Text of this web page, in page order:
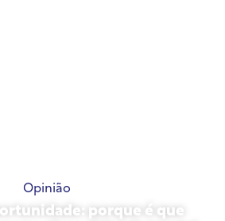
Opinião
porque é que